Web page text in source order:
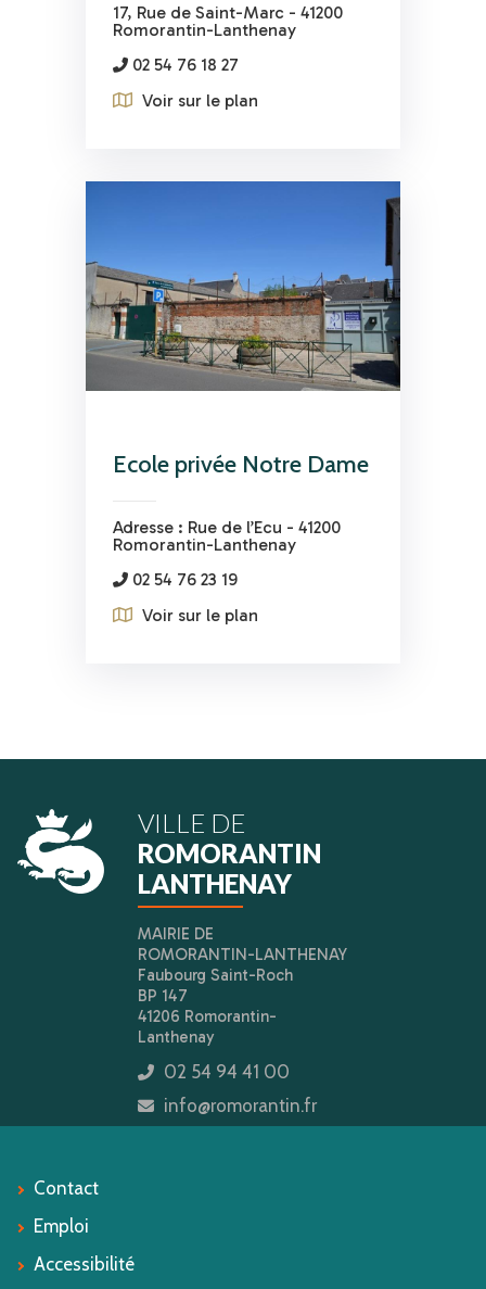
17, Rue de Saint-Marc - 41200
Romorantin-Lanthenay
02 54 76 18 27
Voir sur le plan
Ecole privée Notre Dame
Adresse : Rue de l’Ecu - 41200
Romorantin-Lanthenay
02 54 76 23 19
Voir sur le plan
VILLE DE
ROMORANTIN
LANTHENAY
MAIRIE DE
ROMORANTIN-LANTHENAY
Faubourg Saint-Roch
BP 147
41206 Romorantin-
Lanthenay
icon
02 54 94 41 00
icon
info@romorantin.fr
Contact
Emploi
Accessibilité